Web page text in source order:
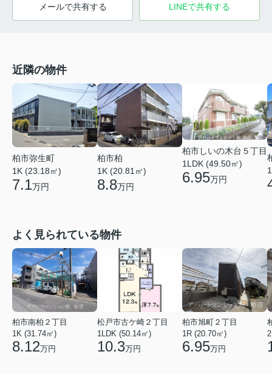
メールで共有する LINEで共有する
近隣の物件
柏市弥生町
1K (23.18㎡)
7.1万円
柏市柏
1K (20.81㎡)
8.8万円
柏市しいの木台５丁目
1LDK (49.50㎡)
6.95万円
よく見られている物件
柏市南柏２丁目
1K (31.74㎡)
8.12万円
松戸市古ケ崎２丁目
1LDK (50.14㎡)
10.3万円
柏市旭町２丁目
1R (20.70㎡)
6.95万円